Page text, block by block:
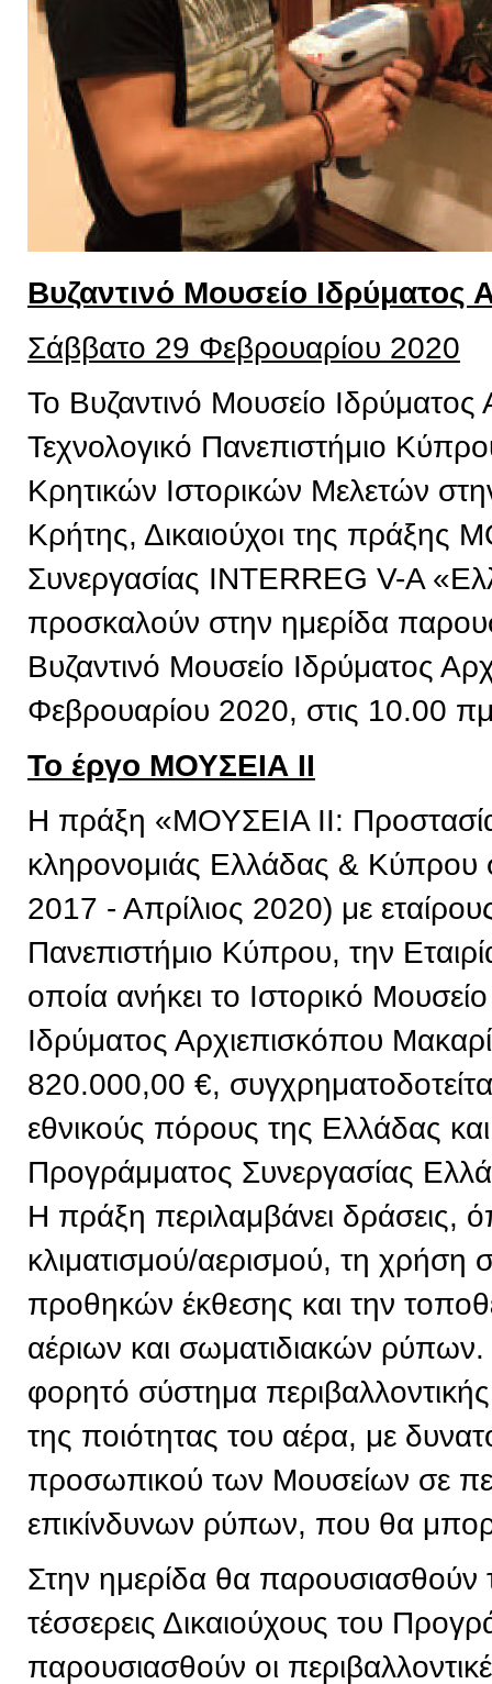
Βυζαντινό Μουσείο Ιδρύματος
Σάββατο 29 Φεβρουαρίου 2020
Το Βυζαντινό Μουσείο
Τεχνολογικό Πανεπιστήμιο
Κρητικών Ιστορικών Μελετών
Κρήτης, Δικαιούχοι της πράξης
Συνεργασίας INTERREG V-A
προσκαλούν στην ημερίδα
Βυζαντινό Μουσείο Ιδρύματος
Φεβρουαρίου 2020, στις 10.00
Το έργο ΜΟΥΣΕΙΑ ΙΙ
Η πράξη «ΜΟΥΣΕΙΑ ΙΙ: Προστασία
κληρονομιάς Ελλάδας & Κύπρου
2017 - Απρίλιος 2020) με
Πανεπιστήμιο Κύπρου, την
οποία ανήκει το Ιστορικό
Ιδρύματος Αρχιεπισκόπου
820.000,00 €,
εθνικούς πόρους της Ελλάδας
Προγράμματος Συνεργασίας
Η πράξη περιλαμβάνει δράσεις,
κλιματισμού/αερισμού, τη χρήση
προθηκών έκθεσης και την
αέριων και σωματιδιακών
φορητό σύστημα
της ποιότητας του αέρα, με
προσωπικού των Μουσείων σε
επικίνδυνων ρύπων, που θα
Στην ημερίδα θα
τέσσερεις Δικαιούχους του
παρουσιασθούν οι